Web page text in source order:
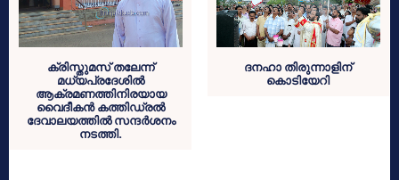
ക്രിസ്തുമസ് തലേന്ന്
മധ്യപ്രദേശില്‍
ആക്രമണത്തിനിരയായ
വൈദീകന്‍ കത്തിഡ്രല്‍
ദേവാലയത്തില്‍ സന്ദര്‍ശനം
നടത്തി.
ദനഹാ തിരുന്നാളിന്
കൊടിയേറി